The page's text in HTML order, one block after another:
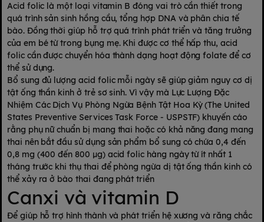
Acid folic là một loại vitamin B đóng vai trò cần thiết trong
quá trình sản sinh hồng cầu, tổng hợp DNA và phân chia tế
bào. Đồng thời giúp hỗ trợ quá trình phát triển và tăng trưởng
của em bé từ trong bụng mẹ. Khi được cơ thể hấp thu, acid
folic cần được chuyển hóa thành dạng hoạt động folate để cơ
thể sử dụng.
Bổ sung đủ lượng acid folic mỗi ngày sẽ giúp giảm nguy cơ dị
tật ống thần kinh ở trẻ sơ sinh. Vì vậy mà Lực Lượng Đặc
Nhiệm Các Dịch Vụ Phòng Ngừa Bệnh Tật Hoa Kỳ (The United
States Preventive Services Task Force - USPSTF) khuyến cáo
rằng phụ nữ chuẩn bị mang thai hoặc có khả năng đang mang
thai nên bắt đầu sử dụng sản phẩm bổ sung có chứa 0,4 đến
0,8 mg (400 đến 800 μg) acid folic hàng ngày từ ít nhất 1
tháng trước khi thụ thai để phòng ngừa dị tật ống thần kinh có
thể xảy ra ở bào thai đang phát triển
Canxi và vitamin D
Để giúp hỗ trợ hình thành và phát triển hệ xương và răng chắc